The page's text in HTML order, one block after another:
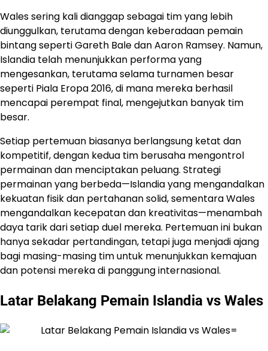
Wales sering kali dianggap sebagai tim yang lebih
diunggulkan, terutama dengan keberadaan pemain
bintang seperti Gareth Bale dan Aaron Ramsey. Namun,
Islandia telah menunjukkan performa yang
mengesankan, terutama selama turnamen besar
seperti Piala Eropa 2016, di mana mereka berhasil
mencapai perempat final, mengejutkan banyak tim
besar.
Setiap pertemuan biasanya berlangsung ketat dan
kompetitif, dengan kedua tim berusaha mengontrol
permainan dan menciptakan peluang. Strategi
permainan yang berbeda—Islandia yang mengandalkan
kekuatan fisik dan pertahanan solid, sementara Wales
mengandalkan kecepatan dan kreativitas—menambah
daya tarik dari setiap duel mereka. Pertemuan ini bukan
hanya sekadar pertandingan, tetapi juga menjadi ajang
bagi masing-masing tim untuk menunjukkan kemajuan
dan potensi mereka di panggung internasional.
Latar Belakang Pemain Islandia vs Wales